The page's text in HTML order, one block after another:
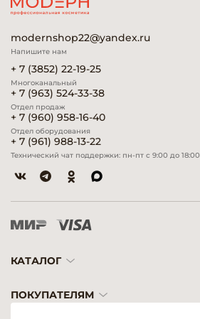
modernshop22@yandex.ru
Напишите нам
+ 7 (3852) 22-19-25
Многоканальный
+ 7 (963) 524-33-38
Отдел продаж
+ 7 (960) 958-16-40
Отдел оборудования
+ 7 (961) 988-13-22
Технический чат поддержки: пн-пт с 9:00 до 18:00
КАТАЛОГ
ПОКУПАТЕЛЯМ